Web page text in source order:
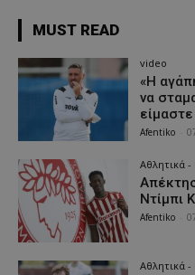
MUST READ
video
«Η
να
Afentiko
Αθλητικά -
Ντίμπι
Afentiko
Αθλητικά -